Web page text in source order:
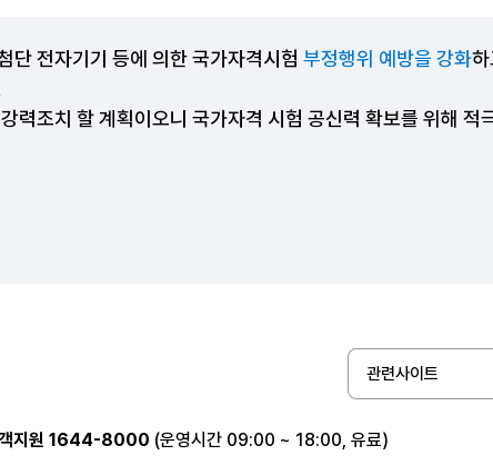
단 전자기기 등에 의한 국가자격시험 부정행위 예방을 강화
력조치 할 계획이오니 국가자격 시험 공신력 확보를 위해 적
지원 1644-8000 (운영시간 09:00 ~ 18:00, 유료)
관련사이트